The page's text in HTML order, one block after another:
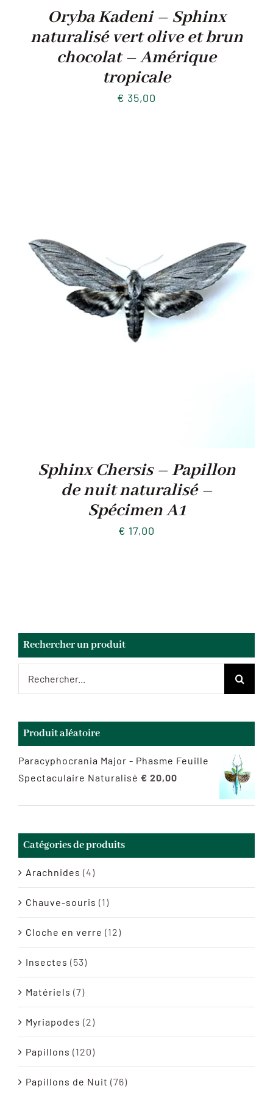
Oryba Kadeni – Sphinx
naturalisé vert olive et brun
chocolat – Amérique
tropicale
€ 35,00
Sphinx Chersis – Papillon
de nuit naturalisé –
Spécimen A1
€ 17,00
Rechercher un produit
Produit aléatoire
Paracyphocrania Major - Phasme Feuille
Spectaculaire Naturalisé € 20,00
Catégories de produits
Arachnides (4)
Chauve-souris (1)
Cloche en verre (12)
Insectes (53)
Matériels (7)
Myriapodes (2)
Papillons (120)
Papillons de Nuit (76)